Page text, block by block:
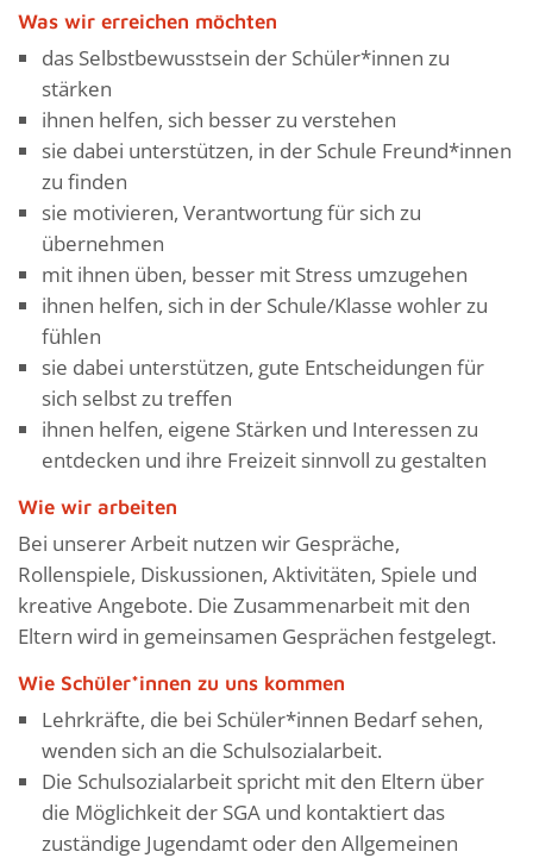
Was wir erreichen möchten
das Selbstbewusstsein der Schüler*innen zu
stärken
ihnen helfen, sich besser zu verstehen
sie dabei unterstützen, in der Schule Freund*innen
zu finden
sie motivieren, Verantwortung für sich zu
übernehmen
mit ihnen üben, besser mit Stress umzugehen
ihnen helfen, sich in der Schule/Klasse wohler zu
fühlen
sie dabei unterstützen, gute Entscheidungen für
sich selbst zu treffen
ihnen helfen, eigene Stärken und Interessen zu
entdecken und ihre Freizeit sinnvoll zu gestalten
Wie wir arbeiten
Bei unserer Arbeit nutzen wir Gespräche,
Rollenspiele, Diskussionen, Aktivitäten, Spiele und
kreative Angebote. Die Zusammenarbeit mit den
Eltern wird in gemeinsamen Gesprächen festgelegt.
Wie Schüler*innen zu uns kommen
Lehrkräfte, die bei Schüler*innen Bedarf sehen,
wenden sich an die Schulsozialarbeit.
Die Schulsozialarbeit spricht mit den Eltern über
die Möglichkeit der SGA und kontaktiert das
zuständige Jugendamt oder den Allgemeinen